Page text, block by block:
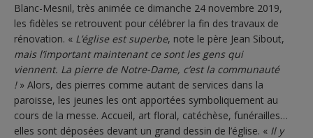
Blanc-Mesnil, très animée ce dimanche 24 novembre 2019,
les fidèles se retrouvent pour célébrer la fin des travaux de
rénovation. « L’église est superbe, note le père Jean Sibout,
mais l’important maintenant ce sont les gens qui
viennent. La pierre de Notre-Dame, c’est la communauté
!» Alors, des pierres comme autant de services dans la
paroisse, les jeunes les ont apportées symboliquement au
cours de la messe. Accueil, art floral, catéchèse, funérailles…
elles sont déposées devant un grand dessin de l’église. « Il y